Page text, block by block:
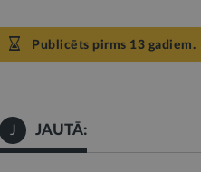
Publicēts pirms 13 gadiem.
J JAUTĀ: